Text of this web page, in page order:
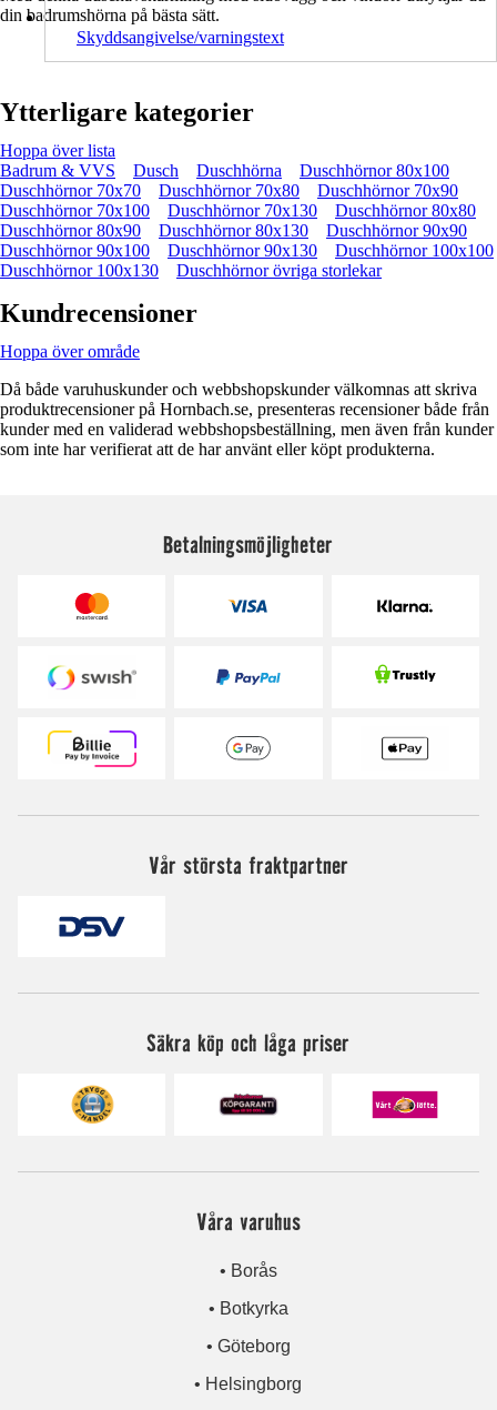
din badrumshörna på bästa sätt.
Skyddsangivelse/varningstext
Ytterligare kategorier
Hoppa över lista
Badrum & VVS
Dusch Duschhörna
Duschhörnor 80x100
Duschhörnor 70x70
Duschhörnor 70x80
Duschhörnor 70x90
Duschhörnor 70x100
Duschhörnor 70x130
Duschhörnor 80x80
Duschhörnor 80x90
Duschhörnor 80x130
Duschhörnor 90x90
Duschhörnor 90x100
Duschhörnor 90x130
Duschhörnor 100x100
Duschhörnor 100x130
Duschhörnor övriga storlekar
Kundrecensioner
Hoppa över område
Då både varuhuskunder och webbshopskunder välkomnas att skriva
produktrecensioner på Hornbach.se, presenteras recensioner både från
kunder med en validerad webbshopsbeställning, men även från kunder
som inte har verifierat att de har använt eller köpt produkterna.
Betalningsmöjligheter
Vår största fraktpartner
Säkra köp och låga priser
Våra varuhus
• Borås
• Botkyrka
• Göteborg
• Helsingborg